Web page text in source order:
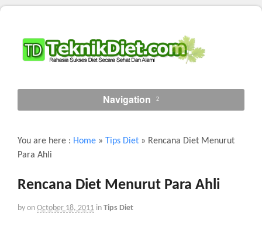
Navigation
You are here : Home » Tips Diet » Rencana Diet Menurut
Para Ahli
Rencana Diet Menurut Para Ahli
by on October 18, 2011 in Tips Diet